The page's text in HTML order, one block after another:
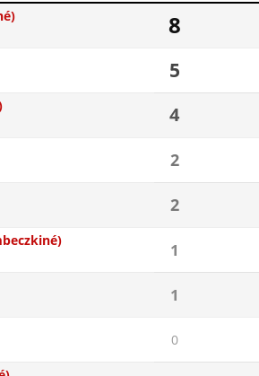
8
5
4
2
2
1
1
0